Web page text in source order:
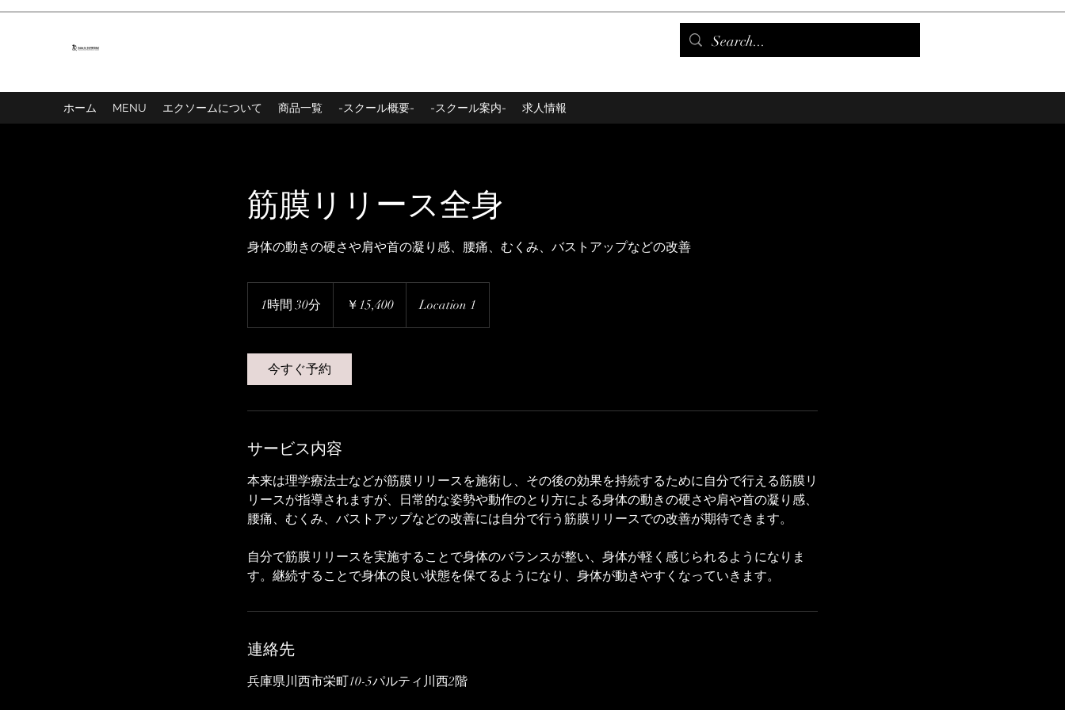
ホーム MENU エクソームについて 商品一覧 -スクール概要- -スクール案内- 求人情報
筋膜リリース全身
身体の動きの硬さや肩や首の凝り感、腰痛、むくみ、バストアップなどの改善
1時間 30分
時
0
￥15,400 Location 1
今すぐ予約
サービス内容
本来は理学療法士などが筋膜リリースを施術し、その後の効果を持続するために自分で行える筋膜リ
リースが指導されますが、日常的な姿勢や動作のとり方による身体の動きの硬さや肩や首の凝り感、
腰痛、むくみ、バストアップなどの改善には自分で行う筋膜リリースでの改善が期待できます。
自分で筋膜リリースを実施することで身体のバランスが整い、身体が軽く感じられるようになりま
す。継続することで身体の良い状態を保てるようになり、身体が動きやすくなっていきます。
連絡先
兵庫県川西市栄町10-5パルティ川西2階